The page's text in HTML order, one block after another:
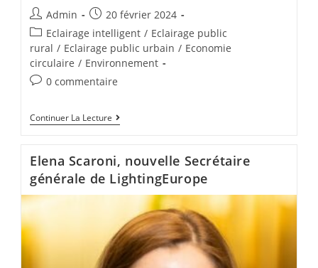
Admin
20 février 2024
Eclairage intelligent / Eclairage public
rural / Eclairage public urbain / Economie
circulaire / Environnement
0 commentaire
Continuer La Lecture
Elena Scaroni, nouvelle Secrétaire
générale de LightingEurope